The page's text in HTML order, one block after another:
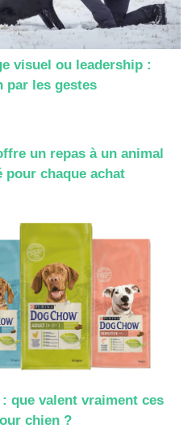
visuel ou leadership :
par les gestes
un repas à un animal
pour chaque achat
: que valent vraiment ces
chien ?